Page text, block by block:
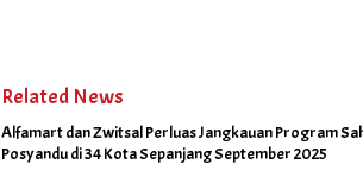
Related News
Alfamart dan Zwitsal Perluas Jangkauan Program
Posyandu di 34 Kota Sepanjang September 2025